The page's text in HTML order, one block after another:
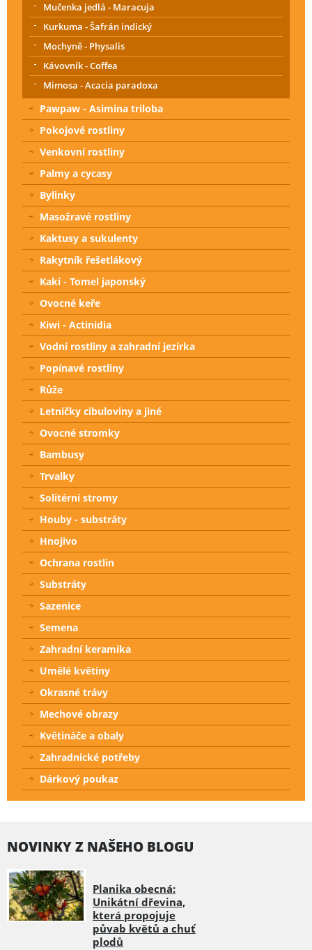
Mučenka jedlá - Maracuja
Kurkuma - Šafrán indický
Mochyně - Physalis
Kávovník - Coffea
Mimosa - Acacia paradoxa
Pawpaw - Asimina triloba
Pokojové rostliny
Venkovní rostliny
Palmy a cycasy
Bylinky
Masožravé rostliny
Kaktusy a sukulenty
Rakytník řešetlákový
Kaki - Tomel japonský
Ovocné keře
Kiwi - Actinidia
Vodní rostliny a zahradní jezírka
Popínavé rostliny
Růže
Letničky cibuloviny a jiné
Ovocné stromky
Bambusy
Trvalky
Solitérní stromy
Houby - substráty
Hnojivo
Ochrana rostlin
Substráty
Sazenice
Semena
Zahradní keramika
Umělé květiny
Okrasné trávy
Mechové obrazy
Květináče a obaly
Zahradnické potřeby
Dárkový poukaz
NOVINKY Z NAŠEHO BLOGU
Planika obecná:
Unikátní dřevina,
která propojuje
půvab květů a chuť
plodů